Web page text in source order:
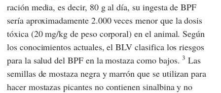
ración media, es decir, 80 g al día, su ingesta de BPF
sería aproximadamente 2.000 veces menor que la dosis
tóxica (20 mg/kg de peso corporal) en el animal. Según
los conocimientos actuales, elBLV clasifica los riesgos
para la salud del BPF en la mostaza como bajos.3 Las
semillas de mostaza negra y marrón que se utilizan para
hacer mostazas picantes no contienen sinalbina y no